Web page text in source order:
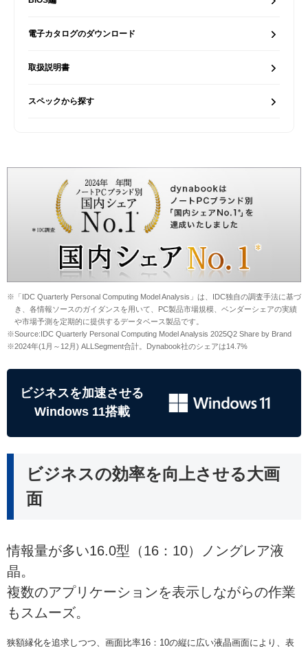
電子カタログのダウンロード
取扱説明書
スペックから探す
※「IDC Quarterly Personal Computing Model Analysis」は、IDC独自の調査手法に基づ
き、各情報ソースのガイダンスを用いて、PC製品市場規模、ベンダーシェアの実績
や市場予測を定期的に提供するデータベース製品です。
※Source:IDC Quarterly Personal Computing Model Analysis 2025Q2 Share by Brand
※2024年(1月～12月) ALLSegment合計。Dynabook社のシェアは14.7%
ビジネスを加速させる
Windows 11搭載
ビジネスの効率を向上させる大画
面
情報量が多い16.0型（16：10）ノングレア液
晶。
複数のアプリケーションを表示しながらの作業
もスムーズ。
狭額縁化を追求しつつ、画面比率16：10の縦に広い液晶画面により、表